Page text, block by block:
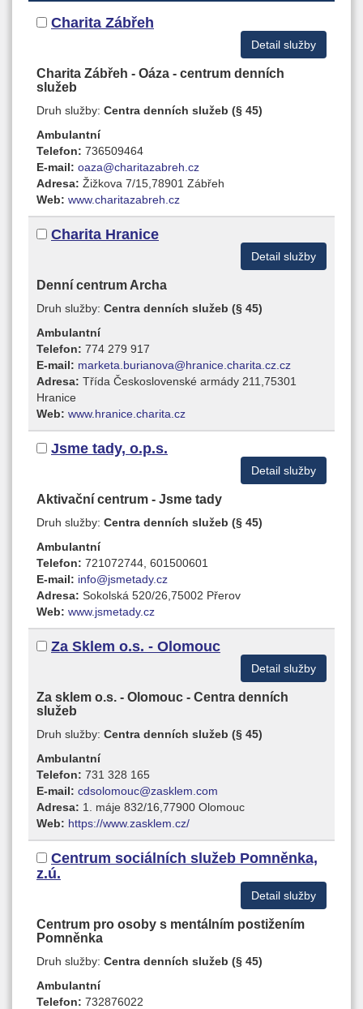
Charita Zábřeh
Detail služby
Charita Zábřeh - Oáza - centrum denních
služeb
Druh služby: Centra denních služeb (§ 45)
Ambulantní
Telefon: 736509464
E-mail: oaza@charitazabreh.cz
Adresa: Žižkova 7/15,78901 Zábřeh
Web: www.charitazabreh.cz
Charita Hranice
Detail služby
Denní centrum Archa
Druh služby: Centra denních služeb (§ 45)
Ambulantní
Telefon: 774 279 917
E-mail: marketa.burianova@hranice.charita.cz.cz
Adresa: Třída Československé armády 211,75301
Hranice
Web: www.hranice.charita.cz
Jsme tady, o.p.s.
Detail služby
Aktivační centrum - Jsme tady
Druh služby: Centra denních služeb (§ 45)
Ambulantní
Telefon: 721072744, 601500601
E-mail: info@jsmetady.cz
Adresa: Sokolská 520/26,75002 Přerov
Web: www.jsmetady.cz
Za Sklem o.s. - Olomouc
Detail služby
Za sklem o.s. - Olomouc - Centra denních
služeb
Druh služby: Centra denních služeb (§ 45)
Ambulantní
Telefon: 731 328 165
E-mail: cdsolomouc@zasklem.com
Adresa: 1. máje 832/16,77900 Olomouc
Web: https://www.zasklem.cz/
Centrum sociálních služeb Pomněnka,
z.ú.
Detail služby
Centrum pro osoby s mentálním postižením
Pomněnka
Druh služby: Centra denních služeb (§ 45)
Ambulantní
Telefon: 732876022